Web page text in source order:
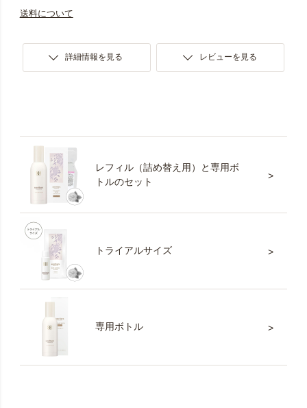
送料について
詳細情報を見る レビューを見る
レフィル（詰め替え用）と専用ボ
トルのセット
トライアルサイズ
専用ボトル